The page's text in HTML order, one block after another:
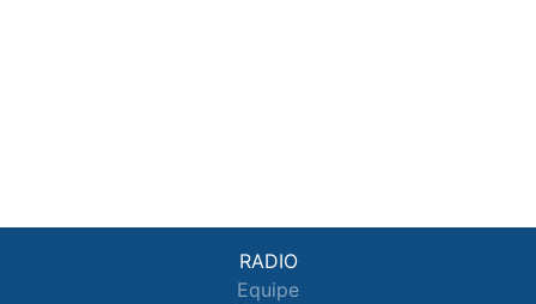
RADIO
Equipe